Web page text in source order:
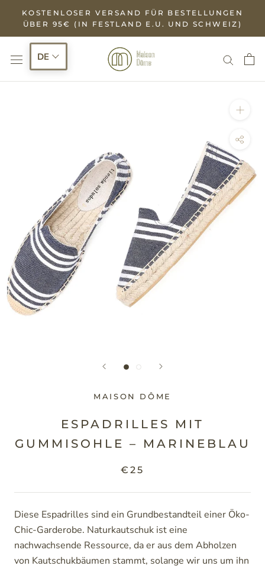
springen
KOSTENLOSER VERSAND FÜR BESTELLUNGEN
ÜBER 95€ (IN FESTLAND E.U. UND SCHWEIZ)
MAISON DÔME
ESPADRILLES MIT
GUMMISOHLE – MARINEBLAU
€25
Diese Espadrilles sind ein Grundbestandteil einer Öko-
Chic-Garderobe. Naturkautschuk ist eine
nachwachsende Ressource, da er aus dem Abholzen
von Kautschukbäumen stammt, solange wir uns um ihn
DE